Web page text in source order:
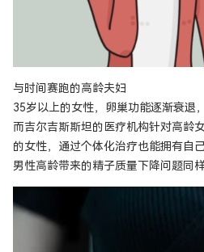
与时间赛跑的高龄夫妇
35岁以上的女性，卵巢功能逐渐衰退
而吉尔吉斯斯坦的医疗机构针对高龄
的女性，通过个体化治疗也能拥有自己
男性高龄带来的精子质量下降问题同